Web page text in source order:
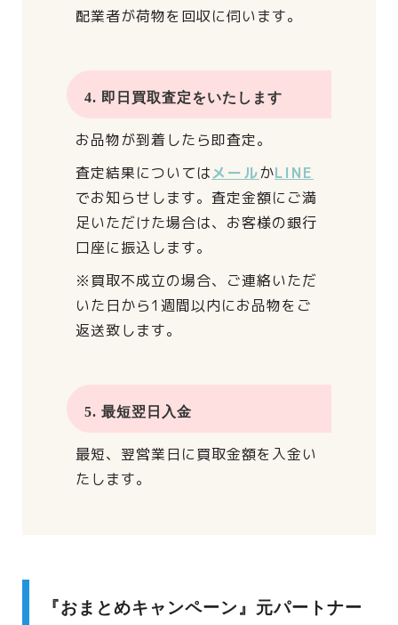
配業者が荷物を回収に伺います。
4. 即日買取査定をいたします
お品物が到着したら即査定。
査定結果についてはメールかLINE
でお知らせします。 査定金額にご満
足いただけた場合は、 お客様の銀行
口座に振込します。
※買取不成立の場合、 ご連絡いただ
いた日から1週間以内にお品物をご
返送致します。
5. 最短翌日入金
最短、翌営業日に買取金額を入金い
たします。
『おまとめキャンペーン』元パートナー